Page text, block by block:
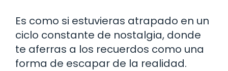
Es como si estuvieras atrapado en un
ciclo constante de nostalgia, donde
te aferras a los recuerdos como una
forma de escapar de la realidad.